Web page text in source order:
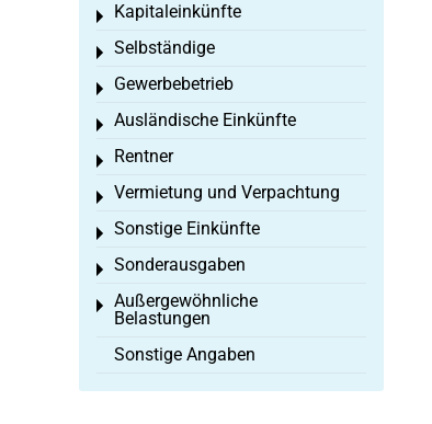
Kapitaleinkünfte
Toggle menu
Selbständige
Toggle menu
Gewerbebetrieb
Toggle menu
Ausländische Einkünfte
Toggle menu
Rentner
Toggle menu
Vermietung und Verpachtung
Toggle menu
Sonstige Einkünfte
Toggle menu
Sonderausgaben
Toggle menu
Außergewöhnliche
Belastungen
Toggle menu
Sonstige Angaben